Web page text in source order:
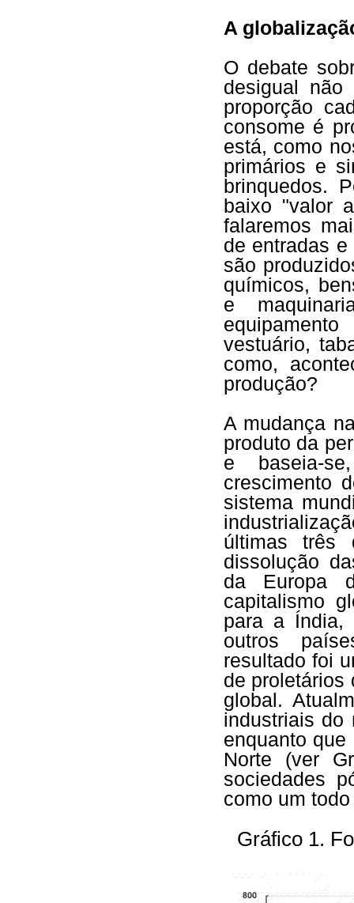
A
O debate
desigual
proporção
consome é
está, como
primários e
brinquedos.
baixo "valor
falaremos
de entradas e
são
químicos,
e
vestuário,
como,
produção?
A mudança
produto da
e baseia-
crescimento
sistema
últimas três
dissolução
da Europa
capitalismo
para a Índia,
outros
resultado foi
de proletários
global.
industriais do
enquanto
Norte (ver
sociedades
como um
Gráfico 1.